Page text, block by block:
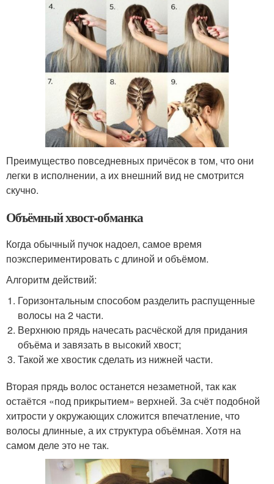
Преимущество повседневных причёсок в том, что они
легки в исполнении, а их внешний вид не смотрится
скучно.
Объёмный хвост-обманка
Когда обычный пучок надоел, самое время
поэкспериментировать с длиной и объёмом.
Алгоритм действий:
Горизонтальным способом разделить распущенные
волосы на 2 части.
Верхнюю прядь начесать расчёской для придания
объёма и завязать в высокий хвост;
Такой же хвостик сделать из нижней части.
Вторая прядь волос останется незаметной, так как
остаётся «под прикрытием» верхней. За счёт подобной
хитрости у окружающих сложится впечатление, что
волосы длинные, а их структура объёмная. Хотя на
самом деле это не так.